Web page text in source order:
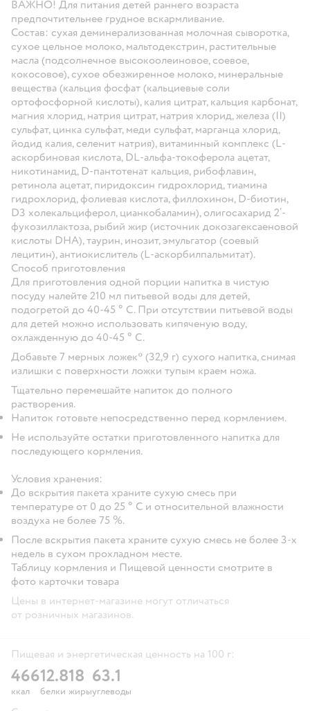
ВАЖНО! Для питания детей раннего возраста
предпочтительнее грудное вскармливание.
Состав: сухая деминерализованная молочная сыворотка,
сухое цельное молоко, мальтодекстрин, растительные
масла (подсолнечное высокоолеиновое, соевое,
кокосовое), сухое обезжиренное молоко, минеральные
вещества (кальция фосфат (кальциевые соли
ортофосфорной кислоты), калия цитрат, кальция карбонат,
магния хлорид, натрия цитрат, натрия хлорид, железа (II)
сульфат, цинка сульфат, меди сульфат, марганца хлорид,
йодид калия, селенит натрия), витаминный комплекс (L-
аскорбиновая кислота, DL-альфа-токоферола ацетат,
никотинамид, D-пантотенат кальция, рибофлавин,
ретинола ацетат, пиридоксин гидрохлорид, тиамина
гидрохлорид, фолиевая кислота, филлохинон, D-биотин,
D3 холекальциферол, цианкобаламин), олигосахарид 2’-
фукозиллактоза, рыбий жир (источник докозагексаеновой
кислоты DHA), таурин, инозит, эмульгатор (соевый
лецитин), антиокислитель (L-аскорбилпальмитат).
Способ приготовления
Для приготовления одной порции напитка в чистую
посуду налейте 210 мл питьевой воды для детей,
подогретой до 40-45 ° С. При отсутствии питьевой воды
для детей можно использовать кипяченую воду,
охлажденную до 40-45 ° С.
Добавьте 7 мерных ложек* (32,9 г) сухого напитка, снимая
излишки с поверхности ложки тупым краем ножа.
Тщательно перемешайте напиток до полного
растворения.
Напиток готовьте непосредственно перед кормлением.
Не используйте остатки приготовленного напитка для
последующего кормления.
Условия хранения:
До вскрытия пакета храните сухую смесь при
температуре от 0 до 25 ° С и относительной влажности
воздуха не более 75 %.
После вскрытия пакета храните сухую смесь не более 3-х
недель в сухом прохладном месте.
Таблицу кормления и Пищевой ценности смотрите в
фото карточки товара
Цены в интернет-магазине могут отличаться
от розничных магазинов.
Пищевая и энергетическая ценность на 100 г:
466
ккал
12.8
белки
18
жиры
63.1
углеводы